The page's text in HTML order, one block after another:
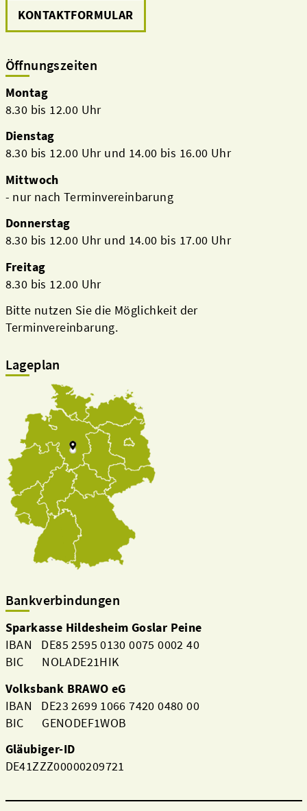
KONTAKTFORMULAR
Öffnungszeiten
Montag
8.30 bis 12.00 Uhr
Dienstag
8.30 bis 12.00 Uhr und 14.00 bis 16.00 Uhr
Mittwoch
- nur nach Terminvereinbarung
Donnerstag
8.30 bis 12.00 Uhr und 14.00 bis 17.00 Uhr
Freitag
8.30 bis 12.00 Uhr
Bitte nutzen Sie die Möglichkeit der
Terminvereinbarung.
Lageplan
Bankverbindungen
Sparkasse Hildesheim Goslar Peine
IBAN DE85 2595 0130 0075 0002 40
BIC NOLADE21HIK
Volksbank BRAWO eG
IBAN DE23 2699 1066 7420 0480 00
BIC GENODEF1WOB
Gläubiger-ID
DE41ZZZ00000209721